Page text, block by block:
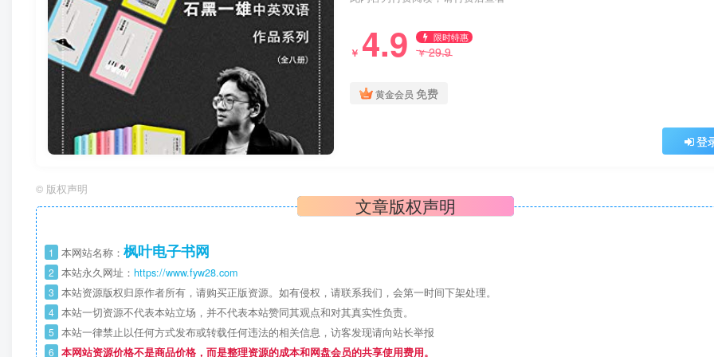
￥ 4.9 限时特惠
￥29.9
黄金会员 免费
登
© 版权声明
文章版权声明
1 本网站名称： 枫叶电子书网
2 本站永久网址： https://www.fyw28.com
3 本站资源版权归原作者所有，请购买正版资源。如有侵权，请联系我们，会第一时间下架处理。
4 本站一切资源不代表本站立场，并不代表本站赞同其观点和对其真实性负责。
5 本站一律禁止以任何方式发布或转载任何违法的相关信息，访客发现请向站长举报
6 本网站资源价格不是商品价格，而是整理资源的成本和网盘会员的共享使用费用。